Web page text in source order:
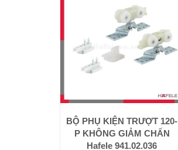
BỘ PHỤ KIỆN TRƯỢT 120-
P KHÔNG GIẢM CHẤN
Hafele 941.02.036